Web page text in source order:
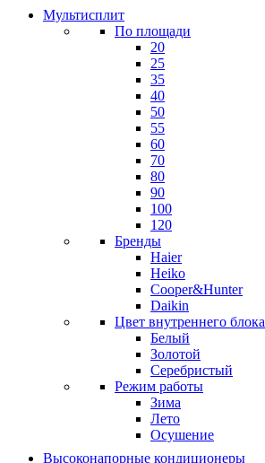
Мультисплит
По площади
20
25
35
40
50
55
60
70
80
90
100
120
Бренды
Haier
Heiko
Cooper&Hunter
Daikin
Цвет внутреннего блока
Белый
Золотой
Серебристый
Режим работы
Зима
Лето
Осушение
Высоконапорные кондиционеры